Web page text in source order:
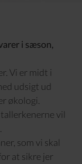
i sæson,
Vi er midt i
udsigt ud
økologi.
vil
som vi skal
at sikre jer